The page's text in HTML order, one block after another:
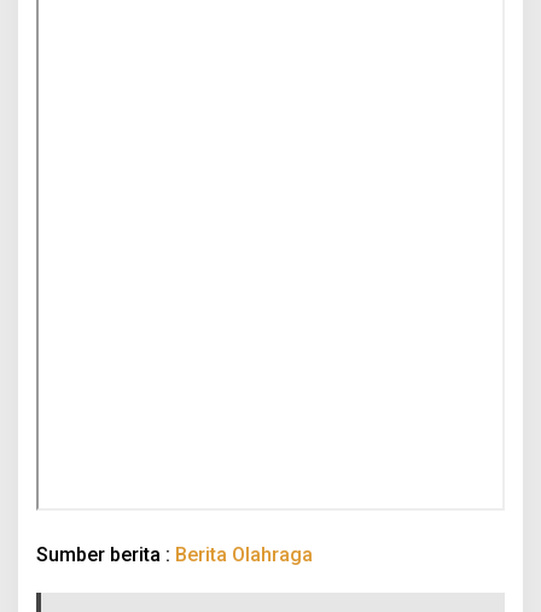
Sumber berita : Berita Olahraga